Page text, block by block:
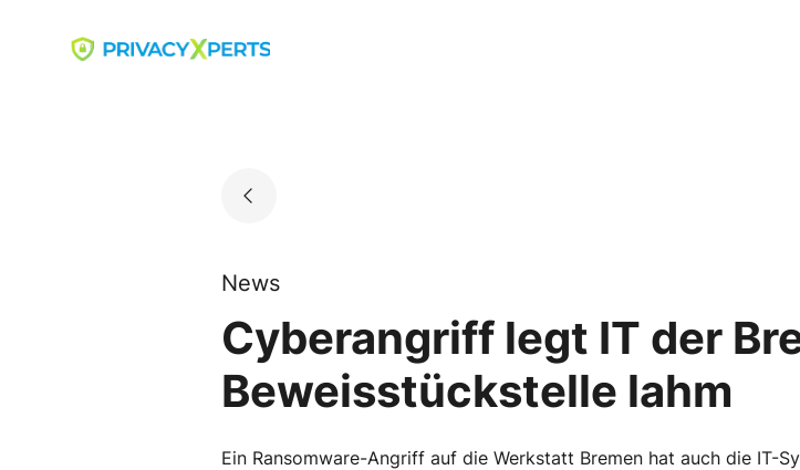
Go to landing page.
News
Cyberangriff legt IT der
Beweisstückstelle lahm
Ein Ransomware-Angriff auf die Werkstatt Bremen hat auch die IT-